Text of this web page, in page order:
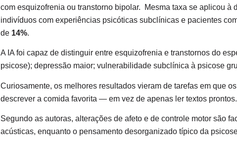
com esquizofrenia ou transtorno bipolar. Mesma taxa se aplicou à
indivíduos com experiências psicóticas subclínicas e pacientes
de 14%.
A IA foi capaz de distinguir entre esquizofrenia e transtornos do
psicose); depressão maior; vulnerabilidade subclínica à psicose
Curiosamente, os melhores resultados vieram de tarefas em que
descrever a comida favorita — em vez de apenas ler textos prontos.
Segundo as autoras, alterações de afeto e de controle motor são
acústicas, enquanto o pensamento desorganizado típico da